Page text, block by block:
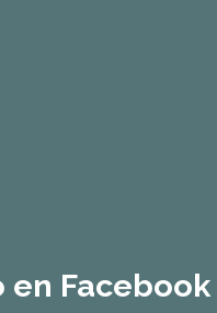
en Facebook